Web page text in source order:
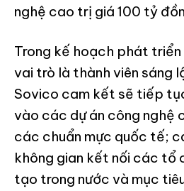
nghệ cao trị giá 100 tỷ
Trong kế hoạch phát
vai trò là thành viên sáng
Sovico cam kết sẽ tiếp
vào các dự án công nghệ
các chuẩn mực quốc tế;
không gian kết nối các tổ
tạo trong nước và mục